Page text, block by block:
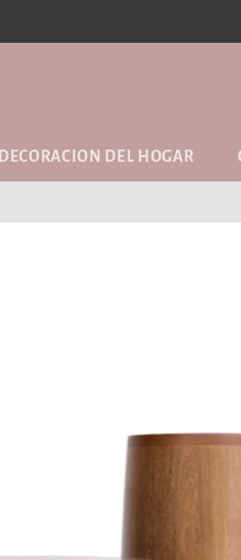
DECORACION DEL HOGAR